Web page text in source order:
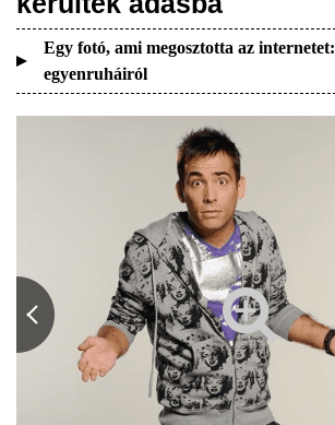
Egy fotó, ami megosztotta az
egyenruháiról